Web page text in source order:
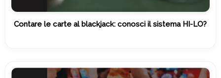
Contare le carte al blackjack: conosci il sistema HI-LO?